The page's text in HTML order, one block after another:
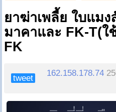
ยาฆ่าเพลี้ย ใบแม
มาคาและ FK-T(ใ
FK
tweet
162.158.178.74